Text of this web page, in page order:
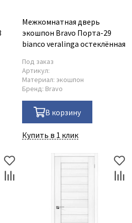
Межкомнатная дверь
экошпон Bravo Порта-29
bianco veralinga остеклённая
Под заказ
Артикул:
Материал: экошпон
Бренд: Bravo
В корзину
Купить в 1 клик